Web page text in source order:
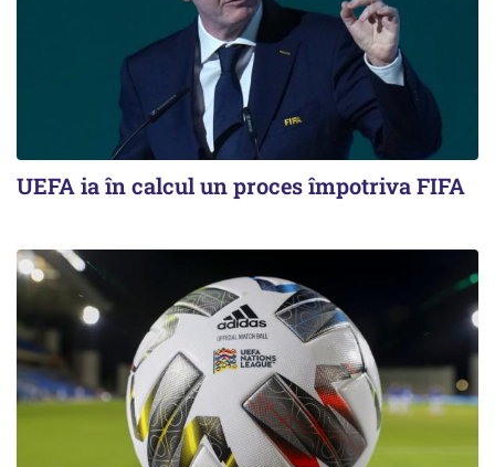
UEFA ia în calcul un proces împotriva FIFA